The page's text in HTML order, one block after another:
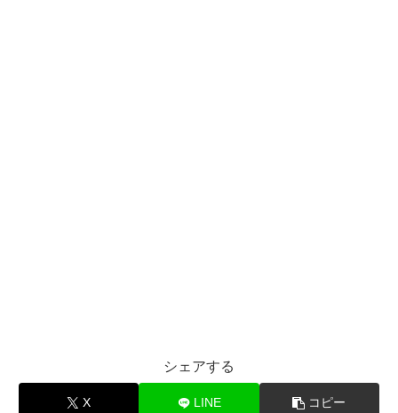
シェアする
X LINE コピー